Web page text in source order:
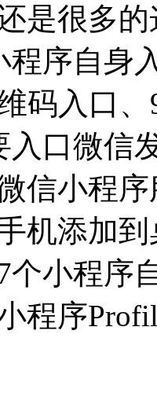
是很多
程序自身
码入口
入口微信
信小程
机添加
个小程序
程序